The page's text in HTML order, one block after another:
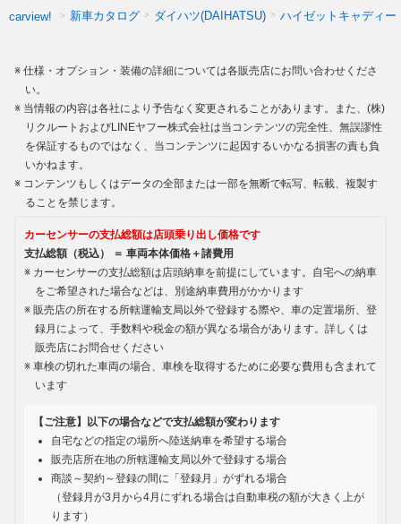
carview! 新車カタログ ダイハツ(DAIHATSU) ハイゼットキャディー
仕様・オプション・装備の詳細については各販売店にお問い合わせくださ
い。
当情報の内容は各社により予告なく変更されることがあります。また、(株)
リクルートおよびLINEヤフー株式会社は当コンテンツの完全性、無誤謬性
を保証するものではなく、当コンテンツに起因するいかなる損害の責も負
いかねます。
コンテンツもしくはデータの全部または一部を無断で転写、転載、複製す
ることを禁じます。
カーセンサーの支払総額は店頭乗り出し価格です
支払総額（税込） ＝ 車両本体価格＋諸費用
カーセンサーの支払総額は店頭納車を前提にしています。自宅への納車
をご希望された場合などは、別途納車費用がかかります
販売店の所在する所轄運輸支局以外で登録する際や、車の定置場所、登
録月によって、手数料や税金の額が異なる場合があります。詳しくは
販売店にお問合せください
車検の切れた車両の場合、車検を取得するために必要な費用も含まれて
います
【ご注意】以下の場合などで支払総額が変わります
自宅などの指定の場所へ陸送納車を希望する場合
販売店所在地の所轄運輸支局以外で登録する場合
商談～契約～登録の間に「登録月」がずれる場合
（登録月が3月から4月にずれる場合は自動車税の額が大きく上が
ります）